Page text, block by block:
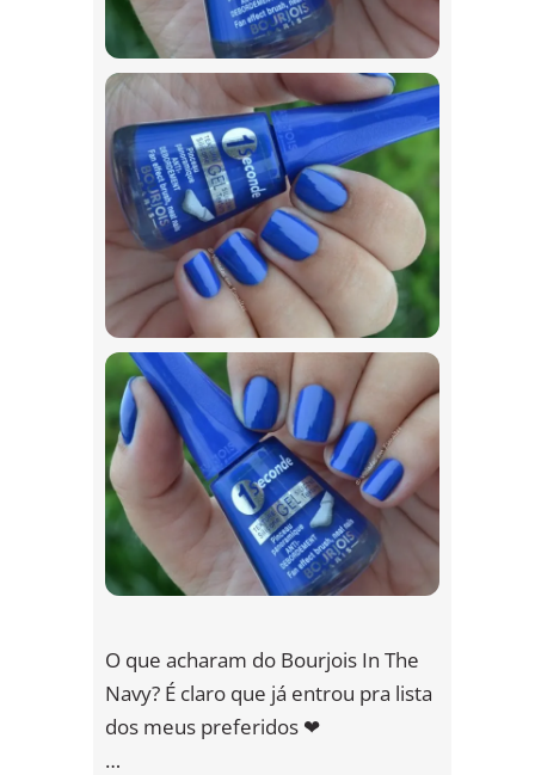
O que acharam do Bourjois In The
Navy? É claro que já entrou pra lista
dos meus preferidos ❤
…